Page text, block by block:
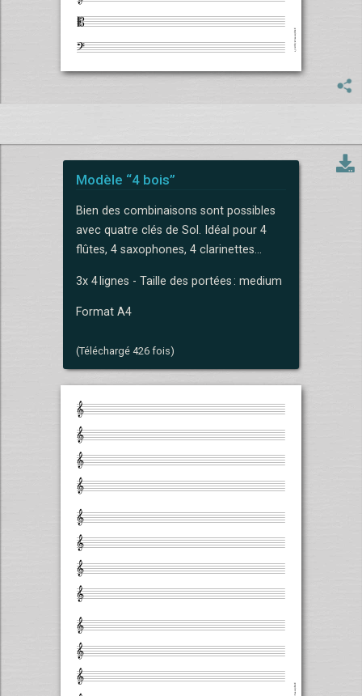
Modèle “4 bois”
Bien des combinaisons sont possibles
avec quatre clés de Sol. Idéal pour 4
flûtes, 4 saxophones, 4 clarinettes…
3x 4 lignes - Taille des portées : medium
Format A4
(Téléchargé 426 fois)